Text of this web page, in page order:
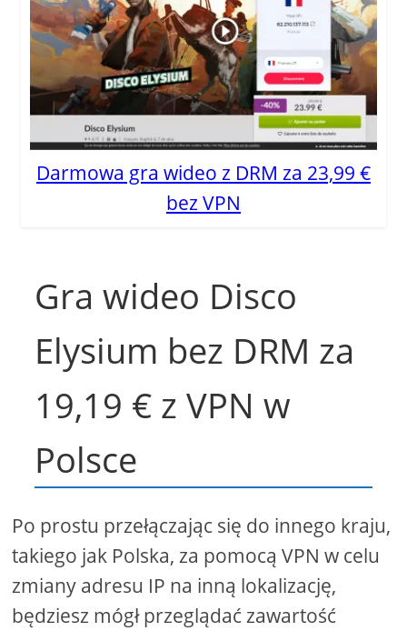
Darmowa gra wideo z DRM za 23,99 €
bez VPN
Gra wideo Disco
Elysium bez DRM za
19,19 € z VPN w
Polsce
Po prostu przełączając się do innego kraju,
takiego jak Polska, za pomocą VPN w celu
zmiany adresu IP na inną lokalizację,
będziesz mógł przeglądać zawartość